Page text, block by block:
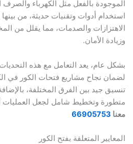
بالفعل مثل الكهرباء والصرف
أدوات وتقنيات حديثة، من بينها
والصدمات، مما يقلل من المخاطر
الأمان.
عام، يعد التعامل مع هذه التحديات بشكل
نجاح مشاريع فتحات الكور في الكويت.
جيد بين الفرق المختلفة، بالإضافة إلى
وتخطيط شامل لجعل العمليات أكثر
66905753
المتعلقة بفتح الكور